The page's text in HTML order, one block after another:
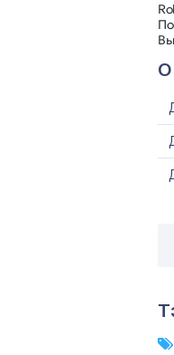
О